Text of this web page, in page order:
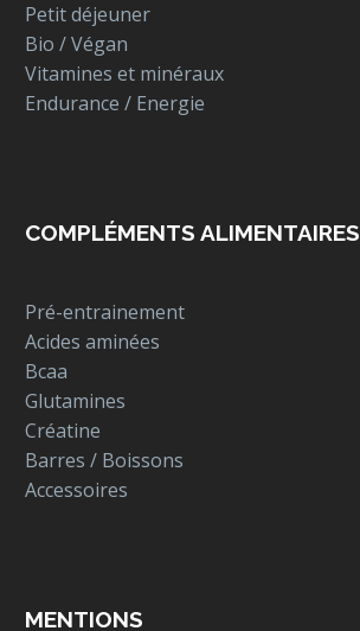
Petit déjeuner
Bio / Végan
Vitamines et minéraux
Endurance / Energie
COMPLÉMENTS ALIMENTAIRES
Pré-entrainement
Acides aminées
Bcaa
Glutamines
Créatine
Barres / Boissons
Accessoires
MENTIONS